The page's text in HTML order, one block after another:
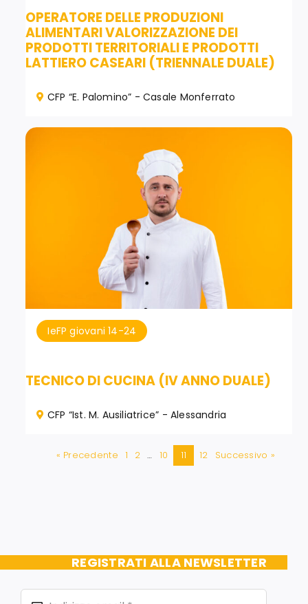
OPERATORE DELLE PRODUZIONI
ALIMENTARI VALORIZZAZIONE DEI
PRODOTTI TERRITORIALI E PRODOTTI
LATTIERO CASEARI (TRIENNALE DUALE)
CFP “E. Palomino” - Casale Monferrato
IeFP giovani 14-24
TECNICO DI CUCINA (IV ANNO DUALE)
CFP “Ist. M. Ausiliatrice” - Alessandria
« Precedente 1 2 … 10 11 12 Successivo »
REGISTRATI ALLA NEWSLETTER